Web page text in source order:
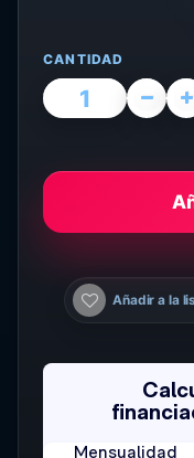
CANTIDAD
Añadir a la